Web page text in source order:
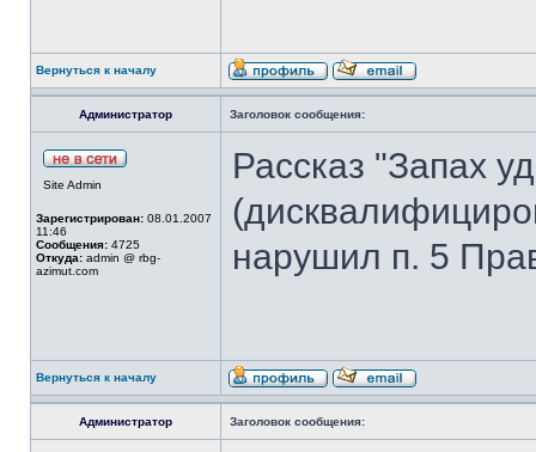
Вернуться к началу
Администратор Заголовок сообщения:
Site Admin
Зарегистрирован: 08.01.2007
11:46
Сообщения: 4725
Откуда: admin @ rbg-
azimut.com
Рассказ "Запах
нарушил п. 5
Вернуться к началу
Администратор Заголовок сообщения: